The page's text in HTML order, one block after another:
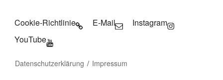
Cookie-Richtlinie E-Mail
Instagram
YouTube
Datenschutzerklärung Impressum